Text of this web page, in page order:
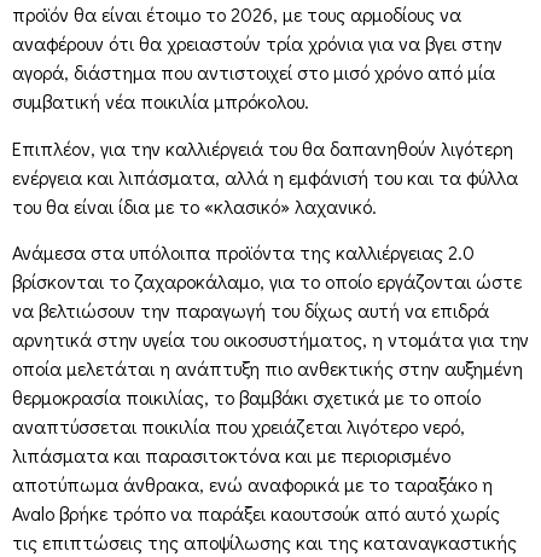
προϊόν θα είναι έτοιμο το 2026, με τους αρμοδίους να
αναφέρουν ότι θα χρειαστούν τρία χρόνια για να βγει στην
αγορά, διάστημα που αντιστοιχεί στο μισό χρόνο από μία
συμβατική νέα ποικιλία μπρόκολου.
Επιπλέον, για την καλλιέργειά του θα δαπανηθούν λιγότερη
ενέργεια και λιπάσματα, αλλά η εμφάνισή του και τα φύλλα
του θα είναι ίδια με το «κλασικό» λαχανικό.
Ανάμεσα στα υπόλοιπα προϊόντα της καλλιέργειας 2.0
βρίσκονται το ζαχαροκάλαμο, για το οποίο εργάζονται ώστε
να βελτιώσουν την παραγωγή του δίχως αυτή να επιδρά
αρνητικά στην υγεία του οικοσυστήματος, η ντομάτα για την
οποία μελετάται η ανάπτυξη πιο ανθεκτικής στην αυξημένη
θερμοκρασία ποικιλίας, το βαμβάκι σχετικά με το οποίο
αναπτύσσεται ποικιλία που χρειάζεται λιγότερο νερό,
λιπάσματα και παρασιτοκτόνα και με περιορισμένο
αποτύπωμα άνθρακα, ενώ αναφορικά με το ταραξάκο η
Avalo βρήκε τρόπο να παράξει καουτσούκ από αυτό χωρίς
τις επιπτώσεις της αποψίλωσης και της καταναγκαστικής